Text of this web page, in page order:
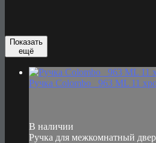
Показать
ещё
Ручка Colombo _963 ML 11
В наличии
Ручка для межкомнатный